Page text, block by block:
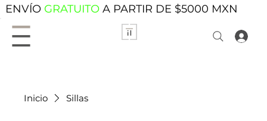
ENVÍO GRATUITO A PARTIR DE $5000 MXN
Inicio Sillas